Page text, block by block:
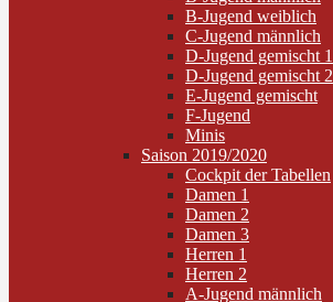
B-Jugend weiblich
C-Jugend männlich
D-Jugend gemischt 1
D-Jugend gemischt 2
E-Jugend gemischt
F-Jugend
Minis
Saison 2019/2020
Cockpit der Tabellen
Damen 1
Damen 2
Damen 3
Herren 1
Herren 2
A-Jugend männlich